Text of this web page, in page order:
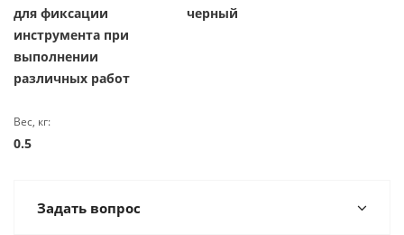
для фиксации
инструмента при
выполнении
различных работ
черный
Вес, кг:
0.5
Задать вопрос